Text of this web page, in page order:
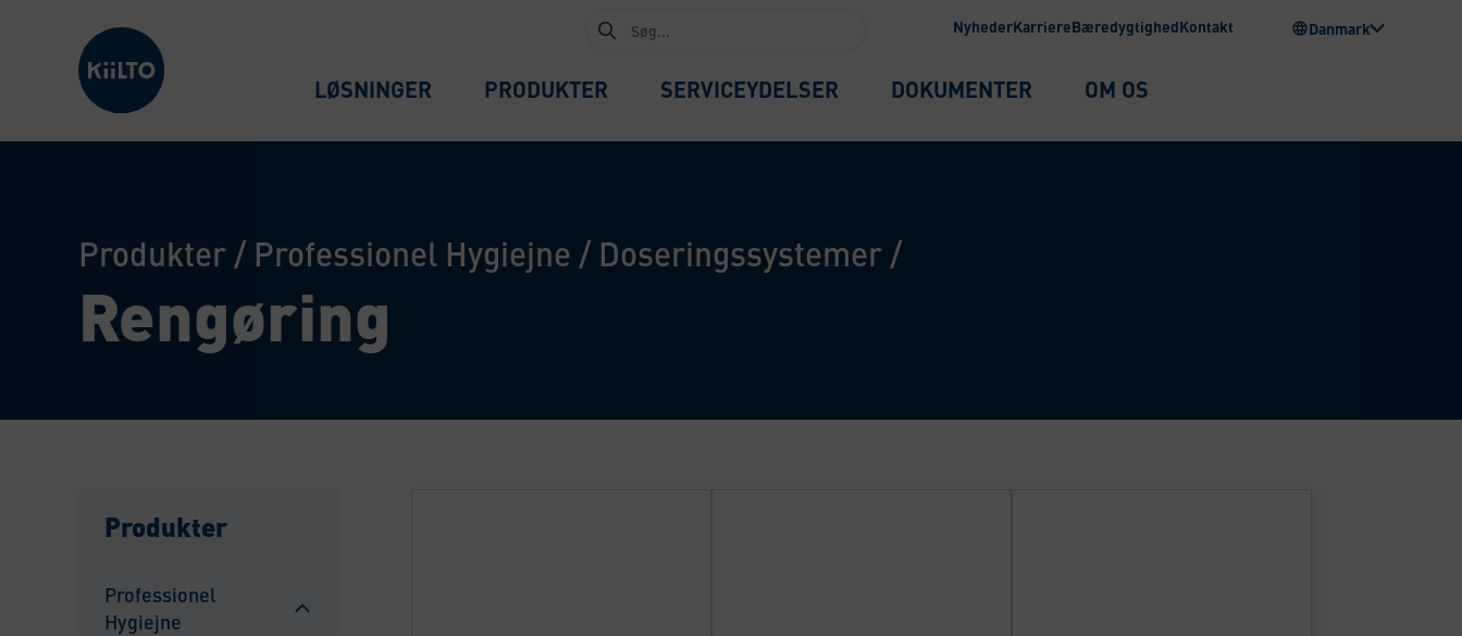
Kiilto Denmark
Søg
efter:
NyhederKarriereBæredygtighedKontakt Danmark
LØSNINGER PRODUKTER SERVICEYDELSER DOKUMENTER OM OS
Produkter/ Professionel Hygiejne / Doseringssystemer/
Rengøring
Produkter
Professionel
Hygiejne